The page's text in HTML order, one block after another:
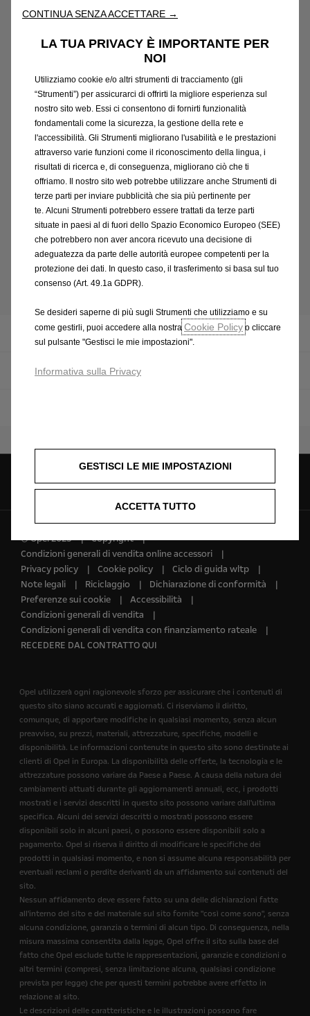
delle emissioni CO2 menzionati sono conformi
alla
WLTP, in base
procedura WLTP sostituisce il ciclo di guida europeo
(NEDC), ossia la procedura di prova precedentemente
utilizzata. Dato che le condizioni di prova sono più
realistiche, il consumo di carburante e le emissioni
CO2, misurati secondo la procedura WLTP, in molti
procedura NEDC. I valori del consumo di carburante e
delle emissioni di CO2 possono variare in funzione
delle effettive condizioni d’uso e in base a diversi
fattori come: equipaggiamenti specifici, optional e
tipo di pneumatici. Contatta il concessionario per
ulteriori informazioni. Maggiori informazioni su
Nuovo Movano Electric
Panoramica
Scopri i dettagli
Seguici su
© Opel 2025
Copyright
Condizioni generali di vendita online accessori
Privacy policy
Cookie policy
Ciclo di guida wltp
Note legali
Riciclaggio
Dichiarazione di conformità
Preferenze sui cookie
Accessibilità
Condizioni generali di vendita
Condizioni generali di vendita con finanziamento rateale
RECEDERE DAL CONTRATTO QUI
Opel utilizzerà ogni ragionevole sforzo per assicurare che i contenuti di
questo sito siano accurati e aggiornati. Ci riserviamo il diritto,
comunque, di apportare modifiche in qualsiasi momento, senza alcun
preavviso, su prezzi, materiali, attrezzature, specifiche, modelli e
disponibilità. Le informazioni contenute in questo sito sono destinate ai
clienti di Opel in Europa. La disponibilità delle offerte, la tecnologia e le
attrezzature possono variare da Paese a Paese. A causa della natura dei
cambiamenti attuati durante gli aggiornamenti annuali, ecc, i prodotti
mostrati e i servizi descritti in questo sito possono variare dall'ultima
specifica. Alcuni dei servizi descritti o mostrati possono essere
disponibili solo in alcuni paesi, o possono essere disponibili solo a
pagamento. Opel si riserva il diritto di modificare le specifiche dei
prodotti in qualsiasi momento, e non si assume alcuna responsabilità per
eventuali reclami o perdite derivanti da un affidamento sui contenuti del
sito.
Nessun affidamento deve essere fatto su una delle dichiarazioni fatte
all'interno del sito e del materiale sul sito fornite "così come sono", senza
alcuna condizione, garanzia o termini di alcun tipo. Di conseguenza, nella
misura massima consentita dalla legge, Opel offre il sito sulla base del
fatto che Opel esclude tutte le rappresentazioni, garanzie e condizioni o
altri termini (compresi, senza limitazione alcuna, qualsiasi condizione
prevista per legge) che per questi termini potrebbe avere effetto in
relazione al sito.
Le descrizioni delle caratteristiche e le illustrazioni possono fare
CONTINUA SENZA ACCETTARE →
LA TUA PRIVACY È IMPORTANTE PER
NOI
Utilizziamo cookie e/o altri strumenti di tracciamento (gli
“Strumenti”) per assicurarci di offrirti la migliore esperienza sul
nostro sito web. Essi ci consentono di fornirti funzionalità
fondamentali come la sicurezza, la gestione della rete e
l'accessibilità. Gli Strumenti migliorano l'usabilità e le prestazioni
attraverso varie funzioni come il riconoscimento della lingua, i
risultati di ricerca e, di conseguenza, migliorano ciò che ti
offriamo. Il nostro sito web potrebbe utilizzare anche Strumenti di
terze parti per inviare pubblicità che sia più pertinente per
te. Alcuni Strumenti potrebbero essere trattati da terze parti
situate in paesi al di fuori dello Spazio Economico Europeo (SEE)
che potrebbero non aver ancora ricevuto una decisione di
adeguatezza da parte delle autorità europee competenti per la
protezione dei dati. In questo caso, il trasferimento si basa sul tuo
consenso (Art. 49.1a GDPR).
Se desideri saperne di più sugli Strumenti che utilizziamo e su
come gestirli, puoi accedere alla nostra Cookie Policy o cliccare
sul pulsante "Gestisci le mie impostazioni".
Informativa sulla Privacy
GESTISCI LE MIE IMPOSTAZIONI
ACCETTA TUTTO